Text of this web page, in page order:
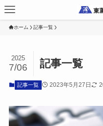
ホーム 記事一覧
記事一覧
2025
7/06
記事一覧 2023年5月27日